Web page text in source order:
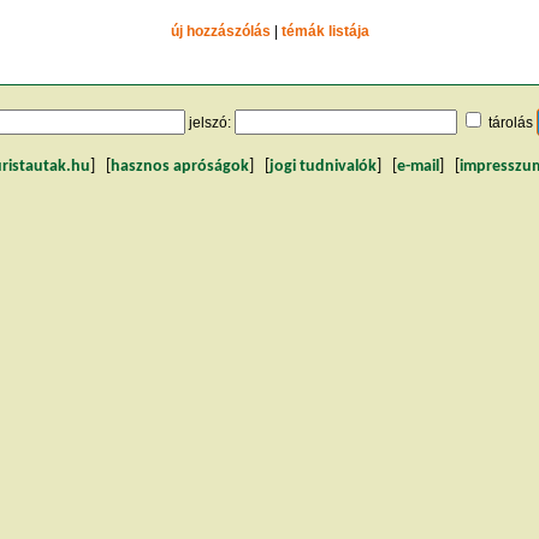
új hozzászólás témák listája
jelszó: tárolás
hasznos apróságok jogi tudnivalók e-mail